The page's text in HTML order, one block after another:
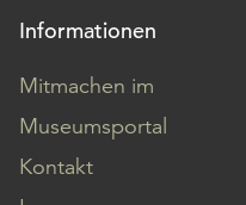
Informationen
Mitmachen im
Museumsportal
Kontakt